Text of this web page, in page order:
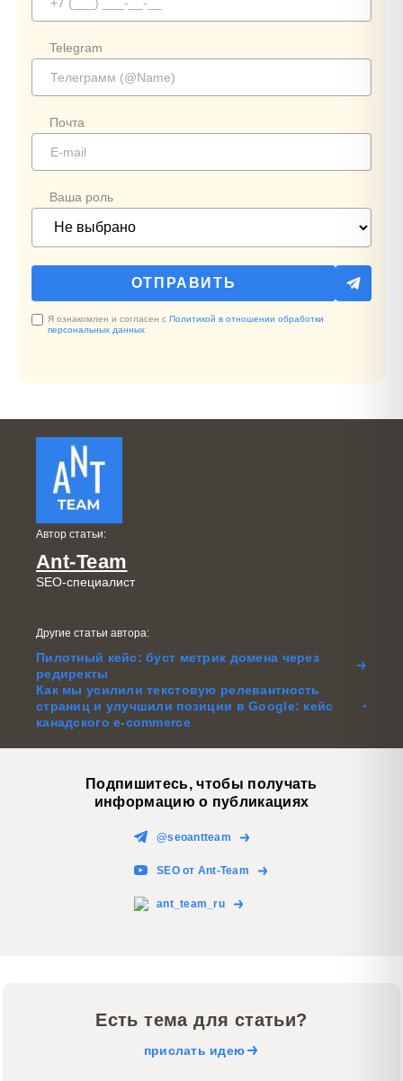
Telegram
Почта
Ваша роль
Я ознакомлен и согласен с Политикой в отношении обработки
персональных данных
Автор статьи:
Ant-Team
SEO-специалист
Другие статьи автора:
Пилотный кейс: буст метрик домена через
редиректы
Как мы усилили текстовую релевантность
страниц и улучшили позиции в Google: кейс
канадского e-commerce
Подпишитесь, чтобы получать
информацию о публикациях
@seoantteam
SEO от Ant-Team
ant_team_ru
Есть тема для статьи?
прислать идею